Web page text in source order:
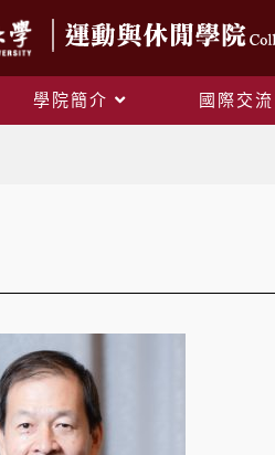
學院簡介 國際交流